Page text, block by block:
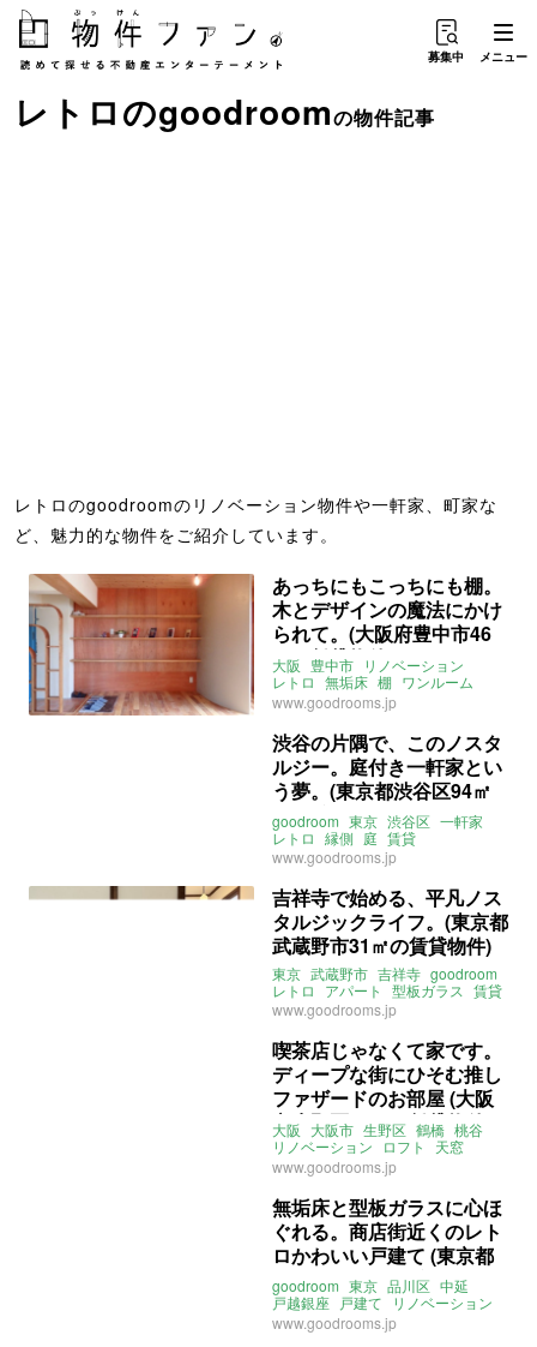
募集中 メニュー
レトロのgoodroomの物件記事
レトロのgoodroomのリノベーション物件や一軒家、町家な
ど、魅力的な物件をご紹介しています。
あっちにもこっちにも棚。
木とデザインの魔法にかけ
られて。(大阪府豊中市46
㎡の賃貸物件)
大阪 豊中市 リノベーション
レトロ 無垢床 棚 ワンルーム
一人暮らし goodroom
www.goodrooms.jp
渋谷の片隅で、このノスタ
ルジー。庭付き一軒家とい
う夢。(東京都渋谷区94㎡
の賃貸物件)
goodroom 東京 渋谷区 一軒家
レトロ 縁側 庭 賃貸
www.goodrooms.jp
吉祥寺で始める、平凡ノス
タルジックライフ。(東京都
武蔵野市31㎡の賃貸物件)
東京 武蔵野市 吉祥寺 goodroom
レトロ
アパート 型板ガラス 賃貸
www.goodrooms.jp
喫茶店じゃなくて家です。
ディープな街にひそむ推し
ファザードのお部屋 (大阪
市生野区55㎡の賃貸物件)
大阪 大阪市 生野区 鶴橋 桃谷
リノベーション
ロフト
天窓
レトロ 1DK goodroom
www.goodrooms.jp
無垢床と型板ガラスに心ほ
ぐれる。商店街近くのレト
ロかわいい戸建て (東京都
品川区52㎡の賃貸物件)
goodroom 東京 品川区 中延
戸越銀座 戸建て
リノベーション
レトロ 賃貸
www.goodrooms.jp